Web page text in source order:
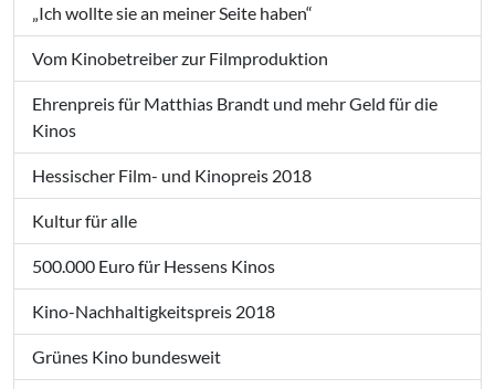
„Ich wollte sie an meiner Seite haben“
Vom Kinobetreiber zur Filmproduktion
Ehrenpreis für Matthias Brandt und mehr Geld für die
Kinos
Hessischer Film- und Kinopreis 2018
Kultur für alle
500.000 Euro für Hessens Kinos
Kino-Nachhaltigkeitspreis 2018
Grünes Kino bundesweit